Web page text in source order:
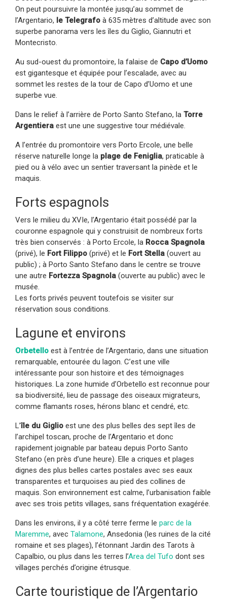
On peut poursuivre la montée jusqu’au sommet de
l’Argentario, le Telegrafo à 635 mètres d’altitude avec son
superbe panorama vers les îles du Giglio, Giannutri et
Montecristo.
Au sud-ouest du promontoire, la falaise de Capo d’Uomo
est gigantesque et équipée pour l’escalade, avec au
sommet les restes de la tour de Capo d’Uomo et une
superbe vue.
Dans le relief à l’arrière de Porto Santo Stefano, la Torre
Argentiera est une une suggestive tour médiévale.
A l’entrée du promontoire vers Porto Ercole, une belle
réserve naturelle longe la plage de Feniglia, praticable à
pied ou à vélo avec un sentier traversant la pinède et le
maquis.
Forts espagnols
Vers le milieu du XVIe, l’Argentario était possédé par la
couronne espagnole qui y construisit de nombreux forts
très bien conservés : à Porto Ercole, la Rocca Spagnola
(privé), le Fort Filippo (privé) et le Fort Stella (ouvert au
public) ; à Porto Santo Stefano dans le centre se trouve
une autre Fortezza Spagnola (ouverte au public) avec le
musée.
Les forts privés peuvent toutefois se visiter sur
réservation sous conditions.
Lagune et environs
Orbetello est à l’entrée de l’Argentario, dans une situation
remarquable, entourée du lagon. C’est une ville
intéressante pour son histoire et des témoignages
historiques. La zone humide d’Orbetello est reconnue pour
sa biodiversité, lieu de passage des oiseaux migrateurs,
comme flamants roses, hérons blanc et cendré, etc.
L’île du Giglio est une des plus belles des sept îles de
l’archipel toscan, proche de l’Argentario et donc
rapidement joignable par bateau depuis Porto Santo
Stefano (en près d’une heure). Elle a criques et plages
dignes des plus belles cartes postales avec ses eaux
transparentes et turquoises au pied des collines de
maquis. Son environnement est calme, l’urbanisation faible
avec ses trois petits villages, sans fréquentation exagérée.
Dans les environs, il y a côté terre ferme le parc de la
Maremme, avec Talamone, Ansedonia (les ruines de la cité
romaine et ses plages), l’étonnant Jardin des Tarots à
Capalbio, ou plus dans les terres l’Area del Tufo dont ses
villages perchés d’origine étrusque.
Carte touristique de l’Argentario